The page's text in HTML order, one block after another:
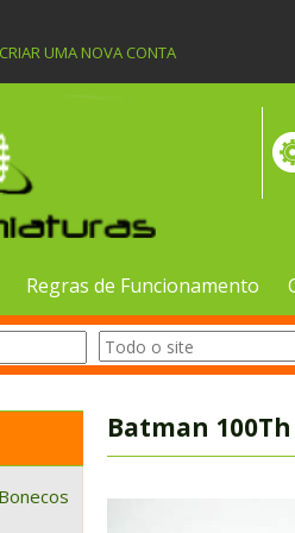
CRIAR UMA NOVA CONTA
Regras de Funcionamento
Batman